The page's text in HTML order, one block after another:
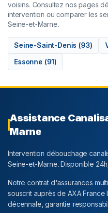
voisins. Consultez nos pages
intervention ou comparer les
Seine-et-Marne.
Seine-Saint-Denis (93)
Essonne (91)
Assistance
Marne
Intervention débouchage
Seine-et-Marne. Disponible
Notre contrat d'assurances
souscrit auprès de AXA France
décennale, garantie